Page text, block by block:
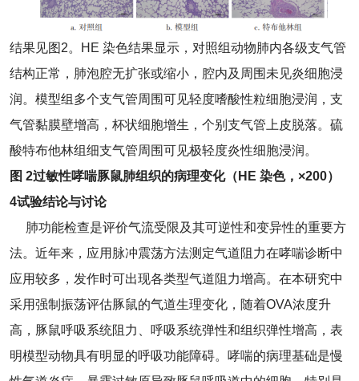
结果见图2。HE 染色结果显示，对照组动物肺内各级支气管
结构正常，肺泡腔无扩张或缩小，腔内及周围未见炎细胞浸
润。模型组多个支气管周围可见轻度嗜酸性粒细胞浸润，支
气管黏膜壁增高，杯状细胞增生，个别支气管上皮脱落。硫
酸特布他林组细支气管周围可见极轻度炎性细胞浸润。
图 2过敏性哮喘豚鼠肺组织的病理变化（HE 染色，×200）
4试验结论与讨论
肺功能检查是评价气流受限及其可逆性和变异性的重要方
法。近年来，应用脉冲震荡方法测定气道阻力在哮喘诊断中
应用较多，发作时可出现各类型气道阻力增高。在本研究中
采用强制振荡评估豚鼠的气道生理变化，随着OVA浓度升
高，豚鼠呼吸系统阻力、呼吸系统弹性和组织弹性增高，表
明模型动物具有明显的呼吸功能障碍。哮喘的病理基础是慢